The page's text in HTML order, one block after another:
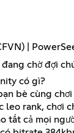
|
chờ đợi
có gì?
bè cùng chơi
leo rank, chơi
tất cả mọi